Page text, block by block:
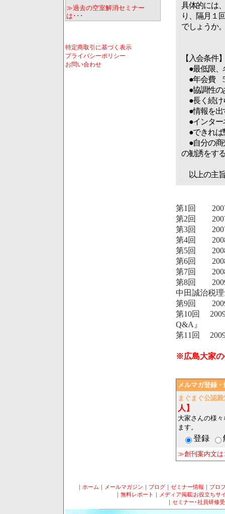
≫過去の空室解消セミナー
は･･･
特定商取引に基づく表示
プライバシーポリシー
お問い合わせ
具体的には
り、隔月１
でしょうか
【入会条件
●最低限、
●年会費
●協調性の
●長く続け
●情報を出
●インター
●できれば
●自分の商
の勧誘をす
以上の主
第1回
第2回
第3回
第4回
第5回
第6回
第7回
第8回
中田誠治税
第9回
第10回
Q&A』
第11回
※広島大家の
メルマガ登録・
まぐまぐ公認
人】
大家さんの様
ます。
登録
≫創刊案内文は
ホーム メールマガジン ブログ ゼミナー情報
プロ
無料レポート メディア掲載 お役立ちサ
セミナー･社員研修